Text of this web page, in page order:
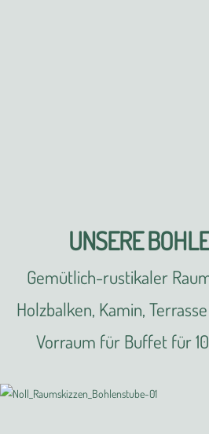
UNSERE
Gemütlich-rustikaler
Holzbalken, Kamin,
Vorraum für Buffet für